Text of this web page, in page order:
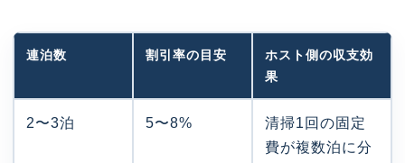
連泊数 割引率の目安
ホスト側の収支効
果
2〜3泊 5〜8%
清掃1回の固定
費が複数泊に分